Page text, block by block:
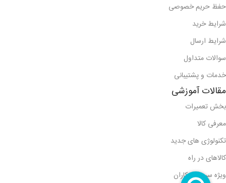
حفظ حریم خصوصی
شرایط خرید
شرایط ارسال
سوالات متداول
خدمات و پشتیبانی
مقالات آموزشی
بخش تعمیرات
معرفی کالا
تکنولوژی های جدید
کالاهای در راه
ویژه سرویس کاران